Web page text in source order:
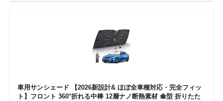
車用サンシェード 【2026新設計& ほぼ全車種対応・完全フィッ
ト】フロント 360°折れる中棒 12層ナノ断熱素材 傘型 折りたた